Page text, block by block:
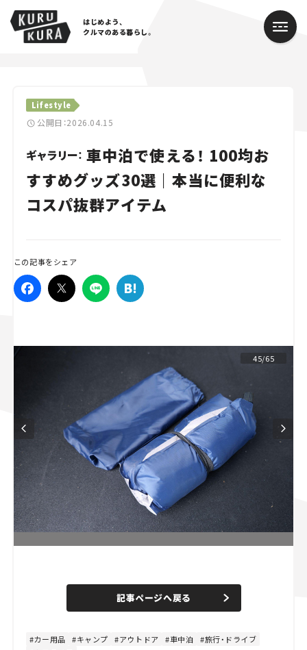
はじめよう、
クルマのある暮らし。
Lifestyle
公開日：2026.04.15
ギャラリー： 車中泊で使える！ 100均お
すすめグッズ30選｜本当に便利な
コスパ抜群アイテム
この記事をシェア
45/65
n
e
d
4
記事ページへ戻る
カー用品 キャンプ アウトドア 車中泊
旅行・ドライブ
Cars
Lifestyle
Traffic
Special
Campaign
人気のハッシュタグ